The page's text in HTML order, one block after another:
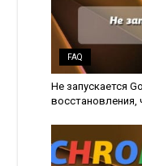
FAQ
Не запускается
восстановления,